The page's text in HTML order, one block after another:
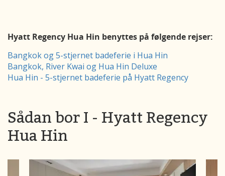
Hyatt Regency Hua Hin benyttes på følgende rejser:
Bangkok og 5-stjernet badeferie i Hua Hin
Bangkok, River Kwai og Hua Hin Deluxe
Hua Hin - 5-stjernet badeferie på Hyatt Regency
Sådan bor I - Hyatt Regency
Hua Hin